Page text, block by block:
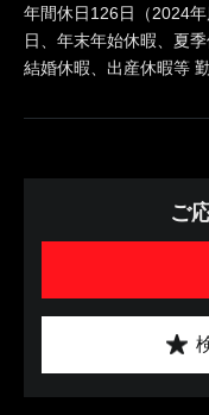
年間休日126日（2024
日、年末年始休暇、夏
結婚休暇、出産休暇等
ご